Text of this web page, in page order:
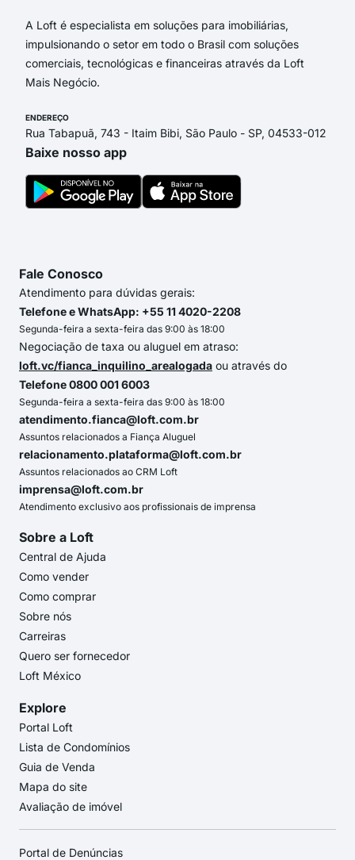
A Loft é especialista em soluções para imobiliárias,
impulsionando o setor em todo o Brasil com soluções
comerciais, tecnológicas e financeiras através da Loft
Mais Negócio.
ENDEREÇO
Rua Tabapuã, 743 - Itaim Bibi, São Paulo - SP, 04533-012
Baixe nosso app
Fale Conosco
Atendimento para dúvidas gerais:
Telefone e WhatsApp: +55 11 4020-2208
Segunda-feira a sexta-feira das 9:00 às 18:00
Negociação de taxa ou aluguel em atraso:
loft.vc/fianca_inquilino_arealogada ou através do
Telefone 0800 001 6003
Segunda-feira a sexta-feira das 9:00 às 18:00
atendimento.fianca@loft.com.br
Assuntos relacionados a Fiança Aluguel
relacionamento.plataforma@loft.com.br
Assuntos relacionados ao CRM Loft
imprensa@loft.com.br
Atendimento exclusivo aos profissionais de imprensa
Sobre a Loft
Central de Ajuda
Como vender
Como comprar
Sobre nós
Carreiras
Quero ser fornecedor
Loft México
Explore
Portal Loft
Lista de Condomínios
Guia de Venda
Mapa do site
Avaliação de imóvel
Portal de Denúncias